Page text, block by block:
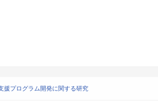
援プログラム開発に関する研究